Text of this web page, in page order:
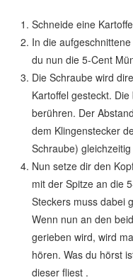
Schneide eine
In die
du nun die 5-Cent
Die Schraube wird
Kartoffel gesteckt.
berühren. Der
dem Klingenstecker
Schraube)
Nun setze dir den
mit der Spitze an die
Steckers muss dabei
Wenn nun an den
gerieben wird, wird
hören. Was du hörst
dieser fliest .